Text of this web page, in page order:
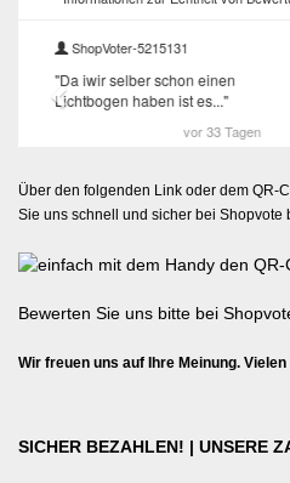
Über den folgenden Link oder dem QR-
Sie uns schnell und sicher bei Shopvote
Bewerten Sie uns bitte bei
Wir freuen uns auf Ihre Meinung. Vielen
SICHER BEZAHLEN! | UNSERE